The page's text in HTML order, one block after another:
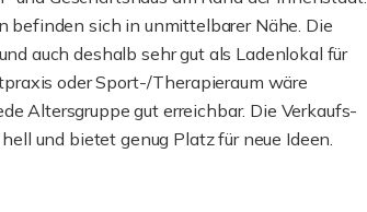
befinden sich in unmittelbarer Nähe. Die
auch deshalb sehr gut als Ladenlokal für
oder Sport-/Therapieraum wäre
Altersgruppe gut erreichbar. Die Verkaufs-
und bietet genug Platz für neue Ideen.